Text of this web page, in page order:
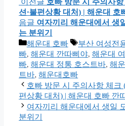
이전글 호빠 방문 시 주의사항
션·불편상황 대처) | 해운대 호
음글 여자끼리 해운대에서 생
는 분위기
카
테
고
리
해운대 호빠
태
그
부산 여성전
빠, 해운대 깐따삐야, 해운대
빠, 해운대 정통 호스트바, 해
트바, 해운대호빠
호빠 방문 시 주의사항 체크
편상황 대처) | 해운대 호빠 깐
여자끼리 해운대에서 생일
분위기